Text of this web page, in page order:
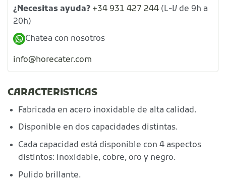
¿Necesitas ayuda? +34 931 427 244 (L-V de 9h a
20h)
Chatea con nosotros
info@horecater.com
CARACTERISTICAS
Fabricada en acero inoxidable de alta calidad.
Disponible en dos capacidades distintas.
Cada capacidad está disponible con 4 aspectos
distintos: inoxidable, cobre, oro y negro.
Pulido brillante.